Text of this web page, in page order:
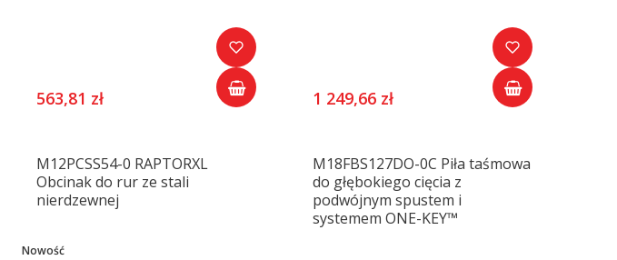
563,81 zł 1 249,66 zł
Nowość
M12PCSS54-0 RAPTORXL
Obcinak do rur ze stali
nierdzewnej
M18FBS127DO-0C Piła taśmowa
do głębokiego cięcia z
podwójnym spustem i
systemem ONE-KEY™